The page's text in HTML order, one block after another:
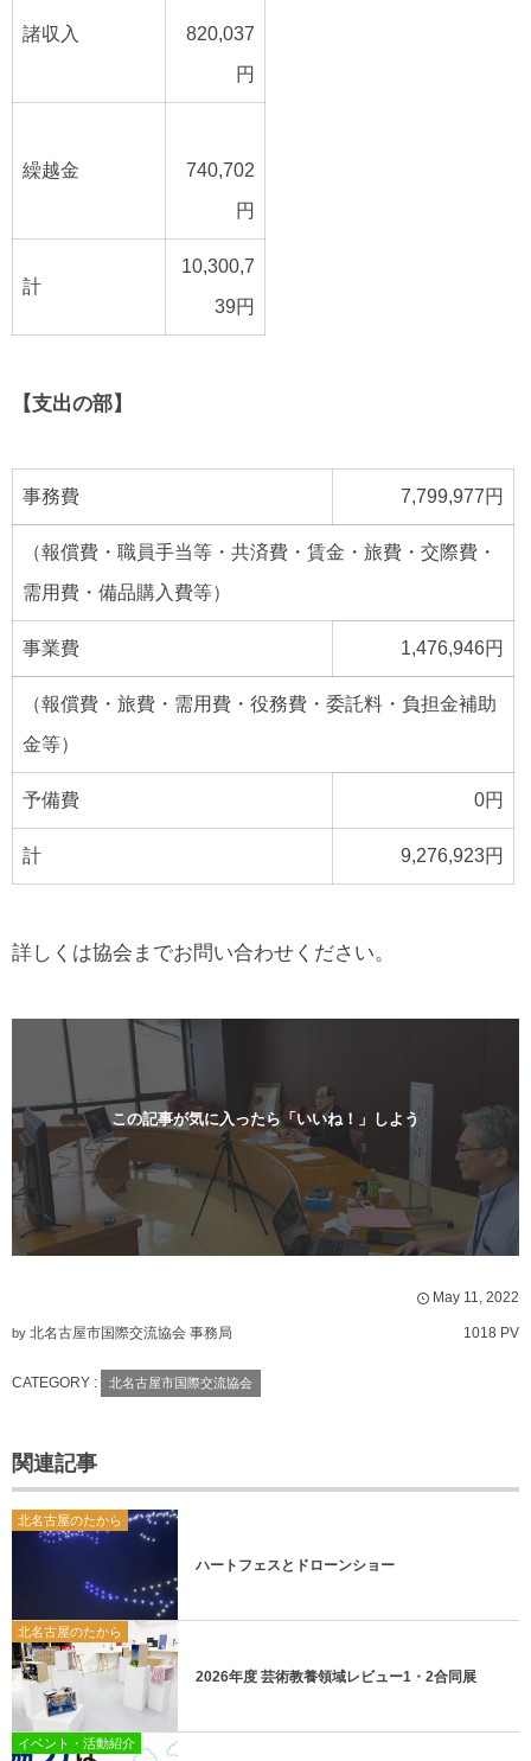
諸収入
820,037
円
繰越金
740,702
円
計
10,300,7
39円
【支出の部】
事務費 7,799,977円
（報償費・職員手当等・共済費・賃金・旅費・交際費・
需用費・備品購入費等）
事業費 1,476,946円
（報償費・旅費・需用費・役務費・委託料・負担金補助
金等）
予備費 0円
計 9,276,923円
詳しくは協会までお問い合わせください。
この記事が気に入ったら「いいね！」しよう
May 11 2022
by 北名古屋市国際交流協会 事務局 1018 PV
CATEGORY : 北名古屋市国際交流協会
関連記事
北名古屋のたから
ハートフェスとドローンショー
北名古屋のたから
2026年度 芸術教養領域レビュー1・2合同展
イベント・活動紹介